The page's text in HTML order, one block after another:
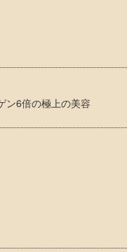
ン6倍の極上の美容